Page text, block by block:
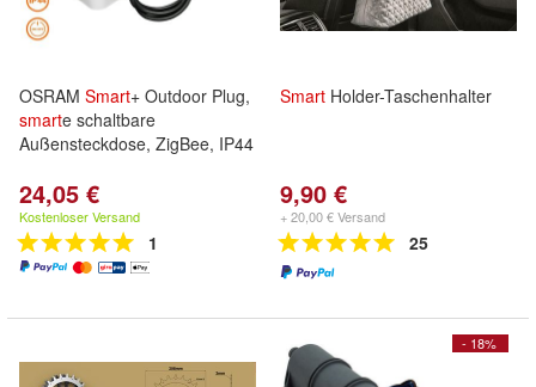
OSRAM Smart+ Outdoor Plug,
smarte schaltbare
Außensteckdose, ZigBee, IP44
24,05 €
Kostenloser Versand
1
Smart Holder-Taschenhalter
9,90 €
+ 20,00 € Versand
25
- 18%